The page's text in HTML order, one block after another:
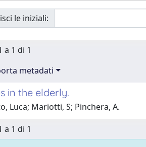
le iniziali:
1 di 1
metadati
in the elderly.
Luca; Mariotti, S; Pinchera, A.
1 di 1